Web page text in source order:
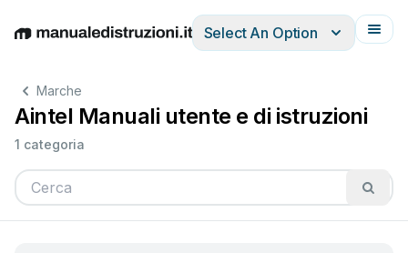
EnglishDeutschEspañolItalianoFrançais
Select An Option
Marche
Aintel Manuali utente e di istruzioni
1 categoria